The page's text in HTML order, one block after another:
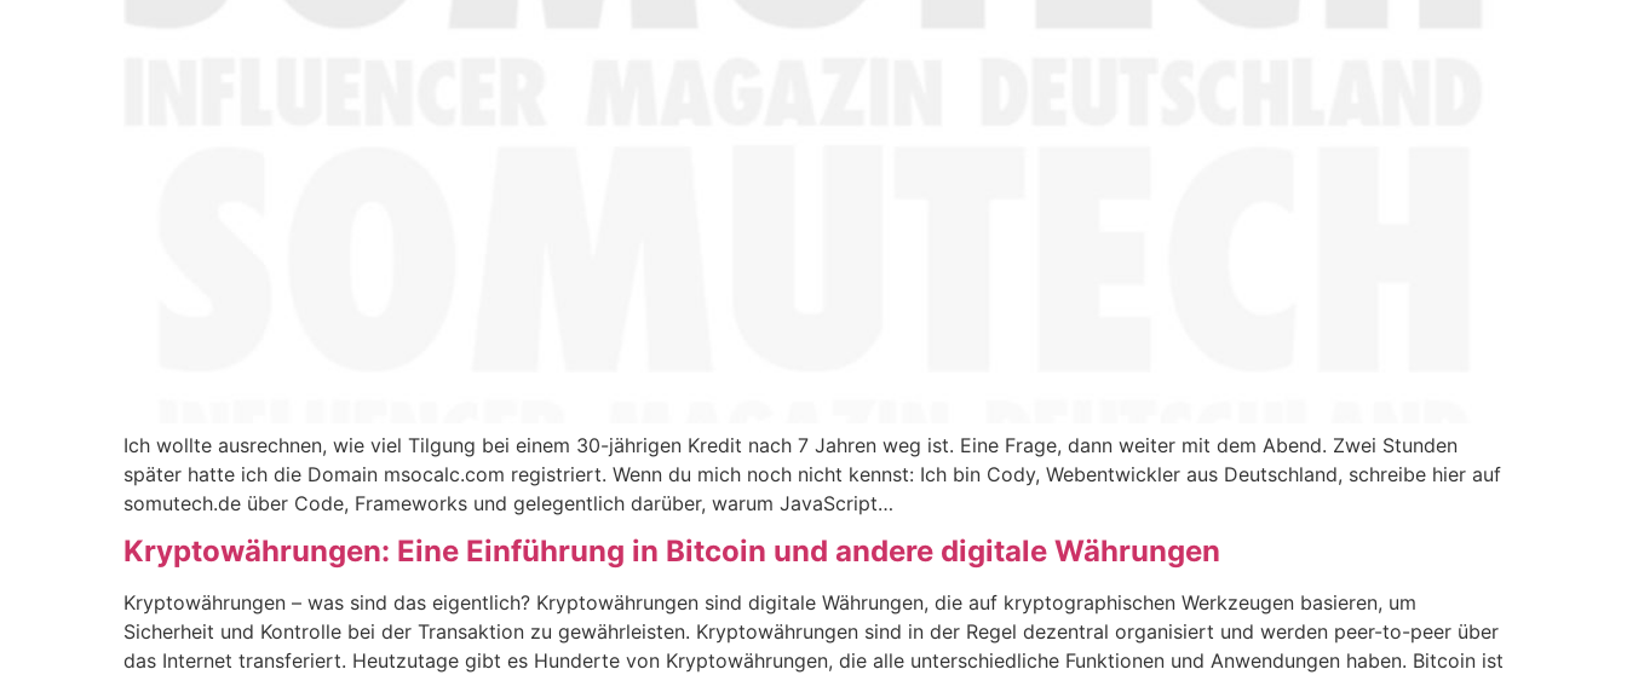
Ich wollte ausrechnen, wie viel Tilgung bei einem 30-jährigen Kredit nach 7 Jahren weg ist. Eine Frage, dann weiter mit dem Abend. Zwei Stunden
später hatte ich die Domain msocalc.com registriert. Wenn du mich noch nicht kennst: Ich bin Cody, Webentwickler aus Deutschland, schreibe hier auf
somutech.de über Code, Frameworks und gelegentlich darüber, warum JavaScript…
Kryptowährungen: Eine Einführung in Bitcoin und andere digitale Währungen
Kryptowährungen – was sind das eigentlich? Kryptowährungen sind digitale Währungen, die auf kryptographischen Werkzeugen basieren, um
Sicherheit und Kontrolle bei der Transaktion zu gewährleisten. Kryptowährungen sind in der Regel dezentral organisiert und werden peer-to-peer über
das Internet transferiert. Heutzutage gibt es Hunderte von Kryptowährungen, die alle unterschiedliche Funktionen und Anwendungen haben. Bitcoin ist